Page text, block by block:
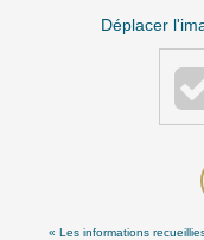
Déplacer
« Les informations